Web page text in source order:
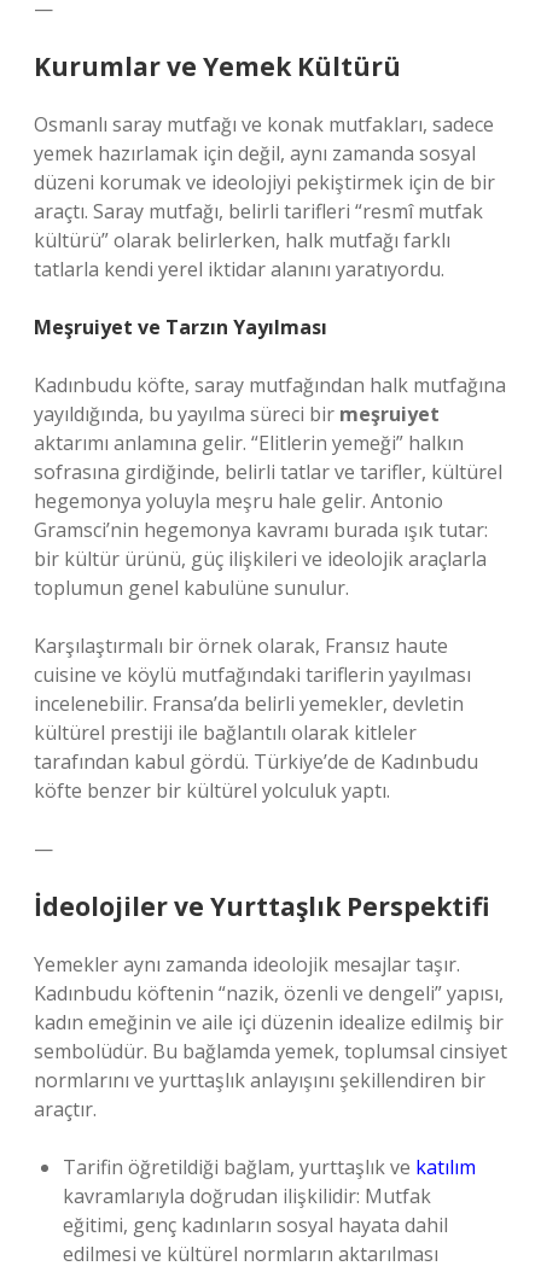
—
Kurumlar ve Yemek Kültürü
Osmanlı saray mutfağı ve konak mutfakları, sadece
yemek hazırlamak için değil, aynı zamanda sosyal
düzeni korumak ve ideolojiyi pekiştirmek için de bir
araçtı. Saray mutfağı, belirli tarifleri “resmî mutfak
kültürü” olarak belirlerken, halk mutfağı farklı
tatlarla kendi yerel iktidar alanını yaratıyordu.
Meşruiyet ve Tarzın Yayılması
Kadınbudu köfte, saray mutfağından halk mutfağına
yayıldığında, bu yayılma süreci bir meşruiyet
aktarımı anlamına gelir. “Elitlerin yemeği” halkın
sofrasına girdiğinde, belirli tatlar ve tarifler, kültürel
hegemonya yoluyla meşru hale gelir. Antonio
Gramsci’nin hegemonya kavramı burada ışık tutar:
bir kültür ürünü, güç ilişkileri ve ideolojik araçlarla
toplumun genel kabulüne sunulur.
Karşılaştırmalı bir örnek olarak, Fransız haute
cuisine ve köylü mutfağındaki tariflerin yayılması
incelenebilir. Fransa’da belirli yemekler, devletin
kültürel prestiji ile bağlantılı olarak kitleler
tarafından kabul gördü. Türkiye’de de Kadınbudu
köfte benzer bir kültürel yolculuk yaptı.
—
İdeolojiler ve Yurttaşlık Perspektifi
Yemekler aynı zamanda ideolojik mesajlar taşır.
Kadınbudu köftenin “nazik, özenli ve dengeli” yapısı,
kadın emeğinin ve aile içi düzenin idealize edilmiş bir
sembolüdür. Bu bağlamda yemek, toplumsal cinsiyet
normlarını ve yurttaşlık anlayışını şekillendiren bir
araçtır.
Tarifin öğretildiği bağlam, yurttaşlık ve katılım
kavramlarıyla doğrudan ilişkilidir: Mutfak
eğitimi, genç kadınların sosyal hayata dahil
edilmesi ve kültürel normların aktarılması